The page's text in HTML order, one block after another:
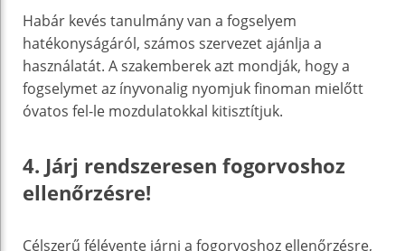
Habár kevés tanulmány van a fogselyem
hatékonyságáról, számos szervezet ajánlja a
használatát. A szakemberek azt mondják, hogy a
fogselymet az ínyvonalig nyomjuk finoman mielőtt
óvatos fel-le mozdulatokkal kitisztítjuk.
4. Járj rendszeresen fogorvoshoz
ellenőrzésre!
Célszerű félévente járni a fogorvoshoz ellenőrzésre,